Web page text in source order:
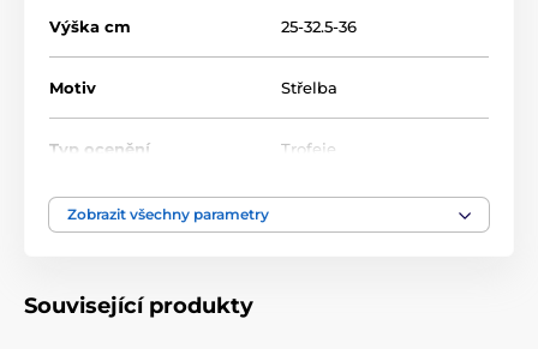
Výška cm 25-32.5-36
Motiv Střelba
Typ ocenění Trofeje
Materiál
Zobrazit všechny parametry
Související produkty